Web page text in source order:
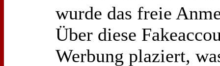
wurde das freie
Über diese
Werbung plaziert,